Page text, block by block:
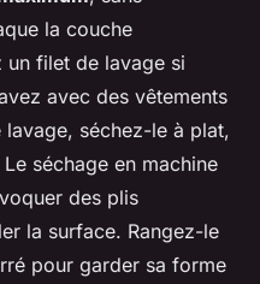
la couche
filet de lavage si
avec des vêtements
séchez-le à plat,
séchage en machine
des plis
la surface. Rangez-le
pour garder sa forme